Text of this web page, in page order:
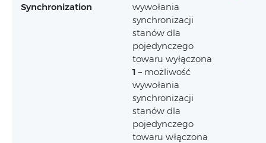
Synchronization
wywołania
synchronizacji
stanów dla
pojedynczego
towaru wyłączona
1 – możliwość
wywołania
synchronizacji
stanów dla
pojedynczego
towaru włączona